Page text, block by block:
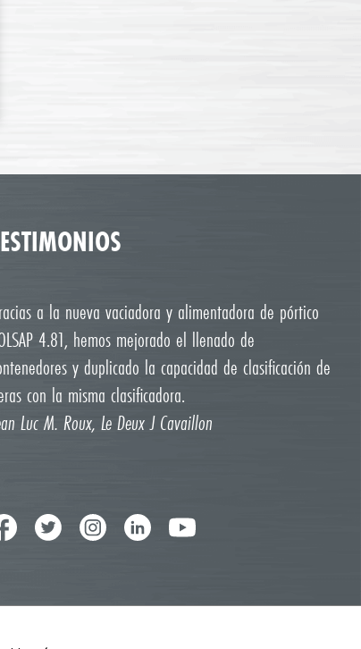
a la nueva vaciadora y alimentadora de pórtico
4.81, hemos mejorado el llenado de
y duplicado la capacidad de clasificación de
con la misma clasificadora.
Luc M. Roux, Le Deux J Cavaillon